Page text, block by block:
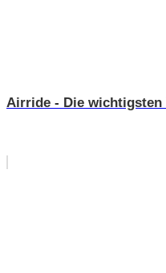
Airride - Die wichtigsten